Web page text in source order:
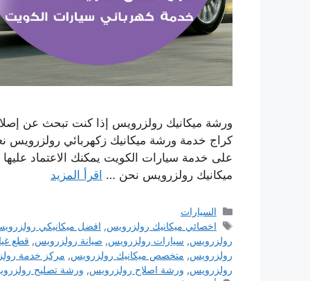
ورشة ميكانيك رولزرويس إذا كنت تبحث عن
كراج خدمة ورشة ميكانيك زكهربائي رولزرويس
على خدمة سيارات الكويت يمكنك الاعتماد
ميكانيك رولزرويس نحن … اقرأ المزيد
التصنيفات
السيارات
الوسوم
اخصائي ميكانيك رولزرويس, افضل ميكانيكي
رولزرويس, سيارات رولزرويس, صيانة رولزرويس, قطع
رولزرويس, متخصص ميكانيك رولزرويس, مركز خدمة
رولزرويس, ورشة اصلاح رولزرويس, ورشة تصليح